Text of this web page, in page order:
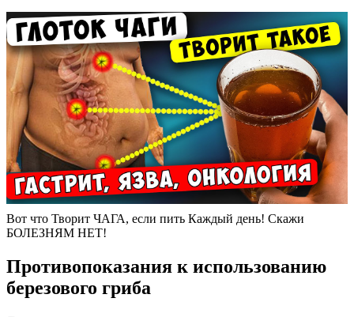
Вот что Творит ЧАГА, если пить Каждый день! Скажи
БОЛЕЗНЯМ НЕТ!
Противопоказания к использованию
березового гриба